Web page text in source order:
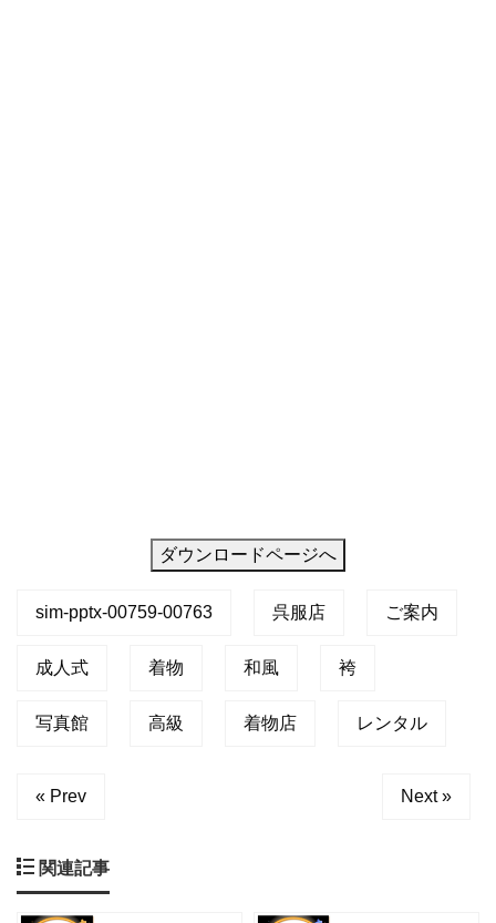
ダウンロードページへ
sim-pptx-00759-00763 呉服店 ご案内
成人式 着物 和風 袴
写真館 高級 着物店 レンタル
« Prev Next »
関連記事